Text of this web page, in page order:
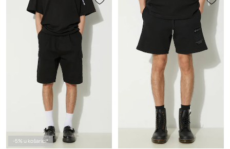
-5% u košarici*